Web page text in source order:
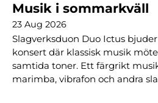
Musik i sommarkväll
23 Aug 2026
Slagverksduon Duo Ictus
konsert där klassisk musik
samtida toner. Ett färgrikt
marimba, vibrafon och andra